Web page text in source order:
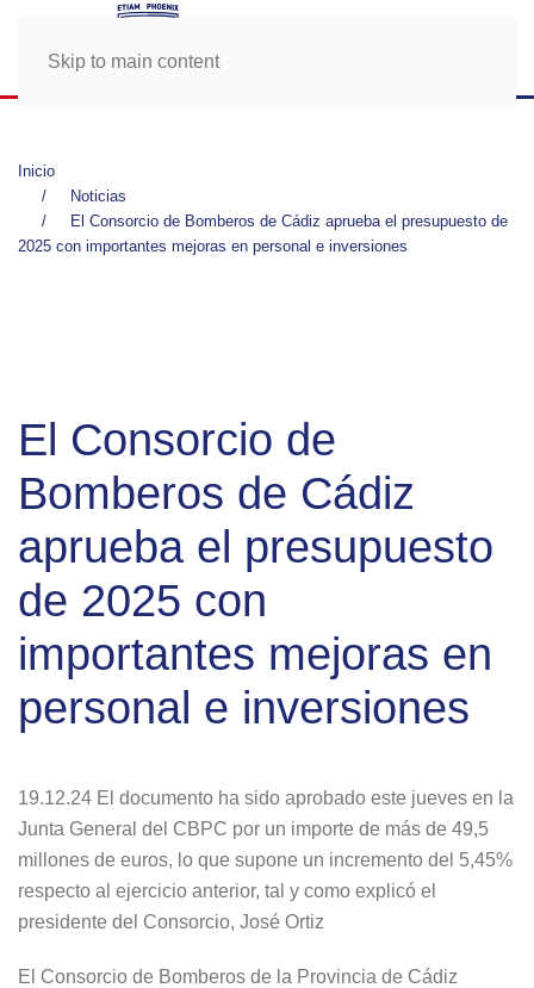
Skip to main content
Inicio
Noticias
El Consorcio de Bomberos de Cádiz aprueba el presupuesto de
2025 con importantes mejoras en personal e inversiones
El Consorcio de
Bomberos de Cádiz
aprueba el presupuesto
de 2025 con
importantes mejoras en
personal e inversiones
19.12.24 El documento ha sido aprobado este jueves en la
Junta General del CBPC por un importe de más de 49,5
millones de euros, lo que supone un incremento del 5,45%
respecto al ejercicio anterior, tal y como explicó el
presidente del Consorcio, José Ortiz
El Consorcio de Bomberos de la Provincia de Cádiz